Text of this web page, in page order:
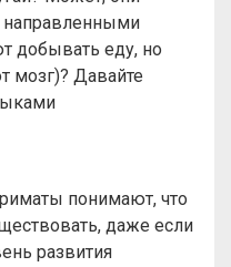
направленными
добывать еду, но
мозг)? Давайте
понимают, что
даже если
развития